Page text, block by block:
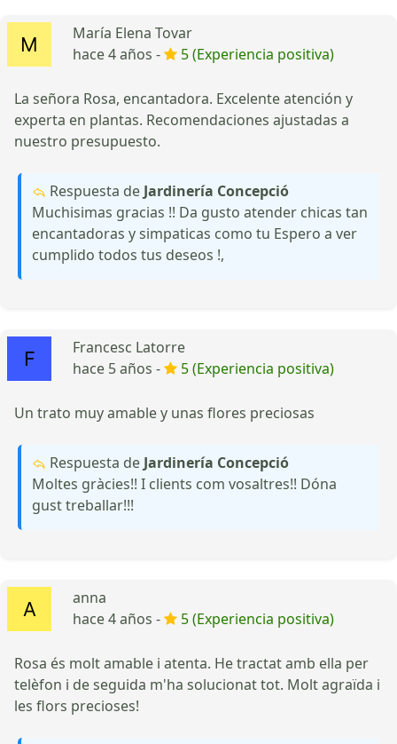
María Elena Tovar
hace 4 años -
5 (Experiencia positiva)
La señora Rosa, encantadora. Excelente atención y
experta en plantas. Recomendaciones ajustadas a
nuestro presupuesto.
Respuesta de Jardinería Concepció
Muchisimas gracias !! Da gusto atender chicas tan
encantadoras y simpaticas como tu Espero a ver
cumplido todos tus deseos !,
Francesc Latorre
hace 5 años -
5 (Experiencia positiva)
Un trato muy amable y unas flores preciosas
Respuesta de Jardinería Concepció
Moltes gràcies!! I clients com vosaltres!! Dóna
gust treballar!!!
anna
hace 4 años -
5 (Experiencia positiva)
Rosa és molt amable i atenta. He tractat amb ella per
telèfon i de seguida m'ha solucionat tot. Molt agraïda i
les flors precioses!